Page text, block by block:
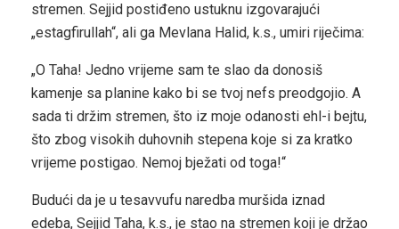
stremen. Sejjid postiđeno ustuknu izgovarajući
„estagfirullah“, ali ga Mevlana Halid, k.s., umiri riječima:
„O Taha! Jedno vrijeme sam te slao da donosiš
kamenje sa planine kako bi se tvoj nefs preodgojio. A
sada ti držim stremen, što iz moje odanosti ehl-i bejtu,
što zbog visokih duhovnih stepena koje si za kratko
vrijeme postigao. Nemoj bježati od toga!“
Budući da je u tesavvufu naredba muršida iznad
edeba, Sejjid Taha, k.s., je stao na stremen koji je držao